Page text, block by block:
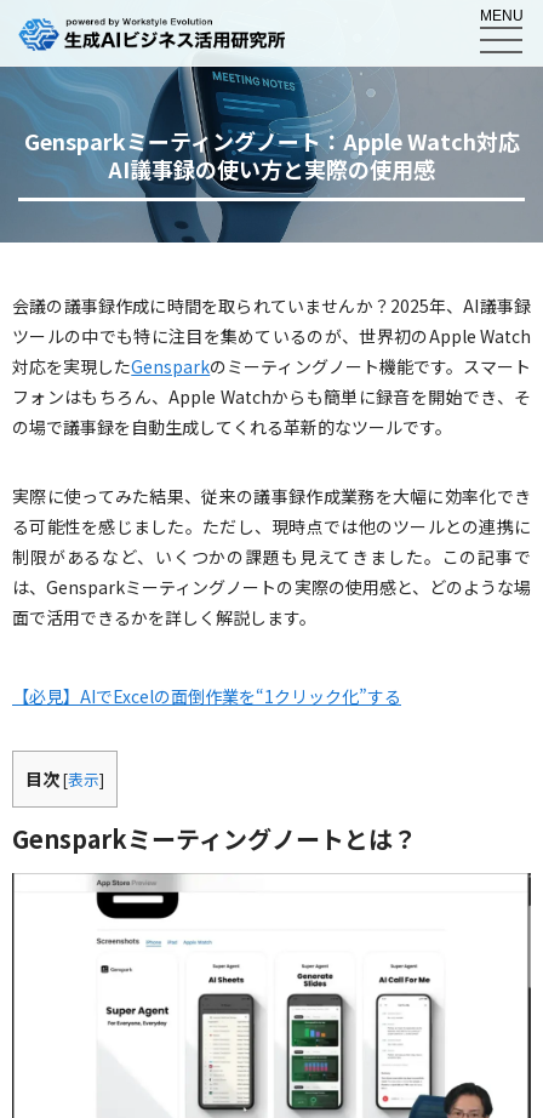
MENU
Gensparkミーティングノート：Apple Watch対応
AI議事録の使い方と実際の使用感
会議の議事録作成に時間を取られていませんか？2025年、AI議事録
ツールの中でも特に注目を集めているのが、世界初のApple Watch
対応を実現したGensparkのミーティングノート機能です。スマート
フォンはもちろん、Apple Watchからも簡単に録音を開始でき、そ
の場で議事録を自動生成してくれる革新的なツールです。
実際に使ってみた結果、従来の議事録作成業務を大幅に効率化でき
る可能性を感じました。ただし、現時点では他のツールとの連携に
制限があるなど、いくつかの課題も見えてきました。この記事で
は、Gensparkミーティングノートの実際の使用感と、どのような場
面で活用できるかを詳しく解説します。
【必見】AIでExcelの面倒作業を“1クリック化”する
目次[表示]
Gensparkミーティングノートとは？